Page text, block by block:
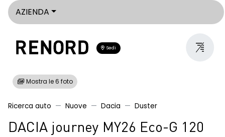
AZIENDA
Sedi
Mostra le 6 foto
Ricerca auto Nuove Dacia Duster
DACIA journey MY26 Eco-G 120